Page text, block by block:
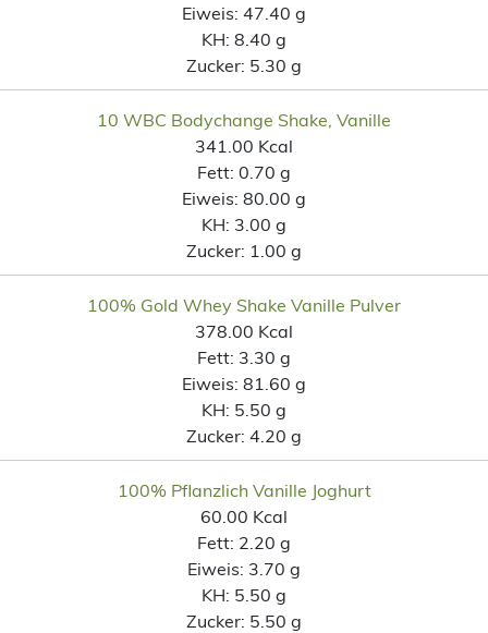
Eiweis: 47.40 g
KH: 8.40 g
Zucker: 5.30 g
10 WBC Bodychange Shake, Vanille
341.00 Kcal
Fett: 0.70 g
Eiweis: 80.00 g
KH: 3.00 g
Zucker: 1.00 g
100% Gold Whey Shake Vanille Pulver
378.00 Kcal
Fett: 3.30 g
Eiweis: 81.60 g
KH: 5.50 g
Zucker: 4.20 g
100% Pflanzlich Vanille Joghurt
60.00 Kcal
Fett: 2.20 g
Eiweis: 3.70 g
KH: 5.50 g
Zucker: 5.50 g